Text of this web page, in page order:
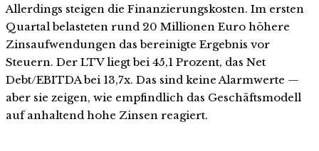
Allerdings steigen die Finanzierungskosten. Im ersten
Quartal belasteten rund 20 Millionen Euro höhere
Zinsaufwendungen das bereinigte Ergebnis vor
Steuern. Der LTV liegt bei 45,1 Prozent, das Net
Debt/EBITDA bei 13,7x. Das sind keine Alarmwerte —
aber sie zeigen, wie empfindlich das Geschäftsmodell
auf anhaltend hohe Zinsen reagiert.